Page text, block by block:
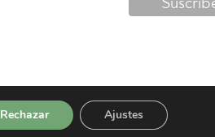
Rechazar Ajustes